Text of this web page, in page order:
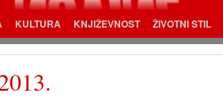
KULTURA KNJIŽEVNOST ŽIVOTNI STIL